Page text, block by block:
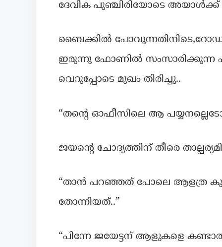
ദേവിക പുഞ്ചിരിയോടെ അയാൾക്ക്
ബൈക്കിൽ
ഇരുന്നു ഫോണിൽ സംസാരിക്കുന്ന
വെറുപ്പോടെ മുഖം തിരിച്ചു..
“തന്റെ ഓഫീസിലെ ആ
ജയന്റെ ചോദ്യത്തിന് തീരെ
“താൻ പറഞ്ഞത് പോലെ ആളത്ര
തോന്നിയത്..”
“പിന്നേ ജയേട്ടന് ആളുകളെ കണ്ടാൽ